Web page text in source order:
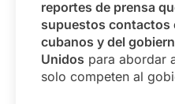
reportes de prensa
supuestos contactos
cubanos y del
Unidos para abordar
solo competen al